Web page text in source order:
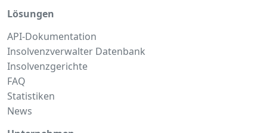
Lösungen
API-Dokumentation
Insolvenzverwalter Datenbank
Insolvenzgerichte
FAQ
Statistiken
News